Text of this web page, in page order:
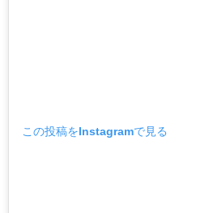
この投稿をInstagramで見る